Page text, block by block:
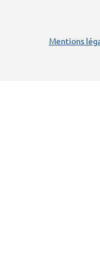
Mentions